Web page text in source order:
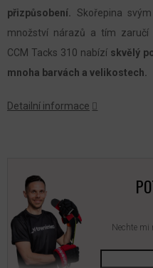
přizpůsobení.
Skořepina
množství nárazů a tím zaručí
CCM Tacks 310 nabízí skvělý
mnoha barvách a velikostech.
Detailní informace
Nechte mi